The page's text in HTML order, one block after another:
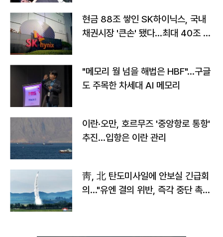
현금 88조 쌓인 SK하이닉스, 국내
채권시장 '큰손' 됐다…최대 40조 투
"메모리 월 넘을 해법은 HBF"…구글
도 주목한 차세대 AI 메모리
이란·오만, 호르무즈 '중앙항로 통항'
추진…입항은 이란 관리
靑, 北 탄도미사일에 안보실 긴급회
의…"유엔 결의 위반, 즉각 중단 촉